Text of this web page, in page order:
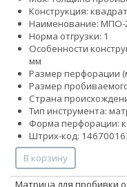
Конструкция:
Наименование: МПО-
Норма отгрузки: 1
Особенности
мм
Размер перфорации
Размер
Страна
Тип инструмента:
Форма перфорации:
Штрих-код:
В корзину
Матрица для пробивки